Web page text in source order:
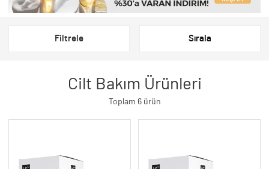
Filtrele Sırala
Cilt Bakım Ürünleri
Toplam 6 ürün